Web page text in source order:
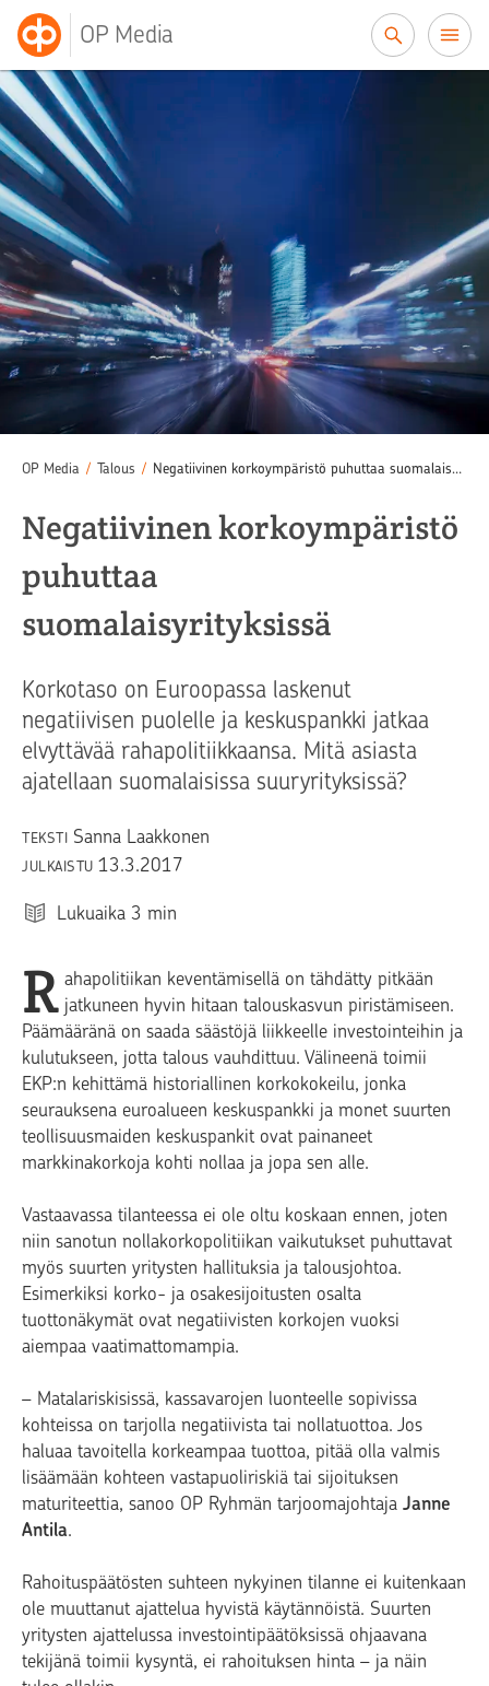
OP Media
OP Media / Talous / Negatiivinen korkoympäristö puhuttaa suomalaisyrityksissä
Negatiivinen korkoympäristö
puhuttaa
suomalaisyrityksissä
Korkotaso on Euroopassa laskenut
negatiivisen puolelle ja keskuspankki jatkaa
elvyttävää rahapolitiikkaansa. Mitä asiasta
ajatellaan suomalaisissa suuryrityksissä?
TEKSTI Sanna Laakkonen
JULKAISTU 13.3.2017
Lukuaika 3 min
R ahapolitiikan keventämisellä on tähdätty pitkään
jatkuneen hyvin hitaan talouskasvun piristämiseen.
Päämääränä on saada säästöjä liikkeelle investointeihin ja
kulutukseen, jotta talous vauhdittuu. Välineenä toimii
EKP:n kehittämä historiallinen korkokokeilu, jonka
seurauksena euroalueen keskuspankki ja monet suurten
teollisuusmaiden keskuspankit ovat painaneet
markkinakorkoja kohti nollaa ja jopa sen alle.
Vastaavassa tilanteessa ei ole oltu koskaan ennen, joten
niin sanotun nollakorkopolitiikan vaikutukset puhuttavat
myös suurten yritysten hallituksia ja talousjohtoa.
Esimerkiksi korko- ja osakesijoitusten osalta
tuottonäkymät ovat negatiivisten korkojen vuoksi
aiempaa vaatimattomampia.
– Matalariskisissä, kassavarojen luonteelle sopivissa
kohteissa on tarjolla negatiivista tai nollatuottoa. Jos
haluaa tavoitella korkeampaa tuottoa, pitää olla valmis
lisäämään kohteen vastapuoliriskiä tai sijoituksen
maturiteettia, sanoo OP Ryhmän tarjoomajohtaja Janne
Antila.
Rahoituspäätösten suhteen nykyinen tilanne ei kuitenkaan
ole muuttanut ajattelua hyvistä käytännöistä. Suurten
yritysten ajattelussa investointipäätöksissä ohjaavana
tekijänä toimii kysyntä, ei rahoituksen hinta – ja näin